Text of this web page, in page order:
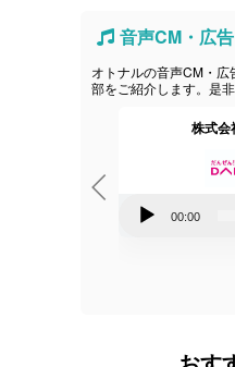
音声CM・広
オトナルの音声CM・
部をご紹介します。是
株式会
00:00